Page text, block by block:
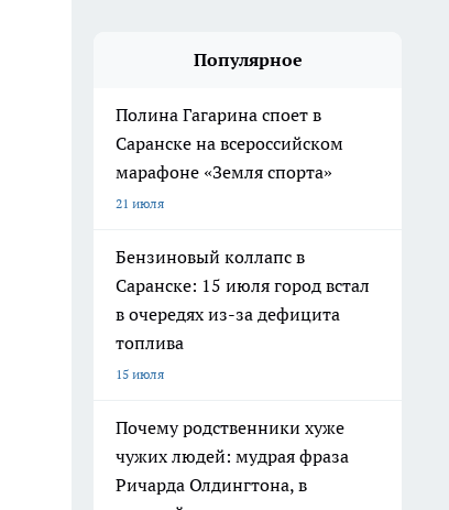
Популярное
Полина Гагарина споет в
Саранске на всероссийском
марафоне «Земля спорта»
21 июля
Бензиновый коллапс в
Саранске: 15 июля город встал
в очередях из-за дефицита
топлива
15 июля
Почему родственники хуже
чужих людей: мудрая фраза
Ричарда Олдингтона, в